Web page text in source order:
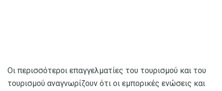
Οι περισσότεροι επαγγελματίες του τουρισμού και του
τουρισμού αναγνωρίζουν ότι οι εμπορικές ενώσεις και